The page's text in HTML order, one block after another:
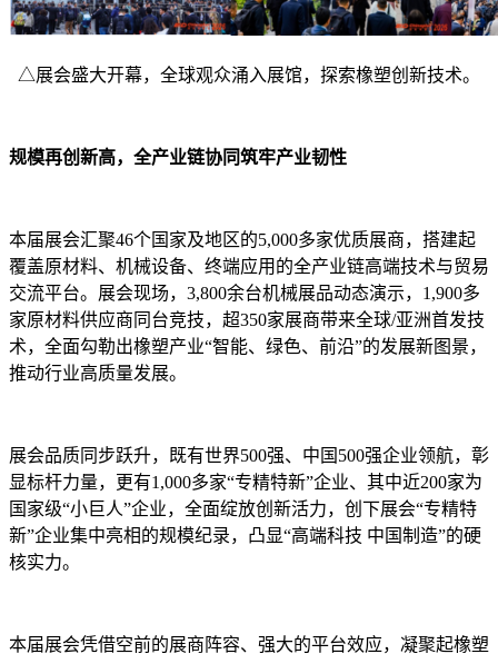
△展会盛大开幕，全球观众涌入展馆，探索橡塑创新技术。
规模再创新高，全产业链协同筑牢产业韧性
本届展会汇聚46个国家及地区的5,000多家优质展商，搭建起
覆盖原材料、机械设备、终端应用的全产业链高端技术与贸易
交流平台。展会现场，3,800余台机械展品动态演示，1,900多
家原材料供应商同台竞技，超350家展商带来全球/亚洲首发技
术，全面勾勒出橡塑产业“智能、绿色、前沿”的发展新图景，
推动行业高质量发展。
展会品质同步跃升，既有世界500强、中国500强企业领航，彰
显标杆力量，更有1,000多家“专精特新”企业、其中近200家为
国家级“小巨人”企业，全面绽放创新活力，创下展会“专精特
新”企业集中亮相的规模纪录，凸显“高端科技 中国制造”的硬
核实力。
本届展会凭借空前的展商阵容、强大的平台效应，凝聚起橡塑